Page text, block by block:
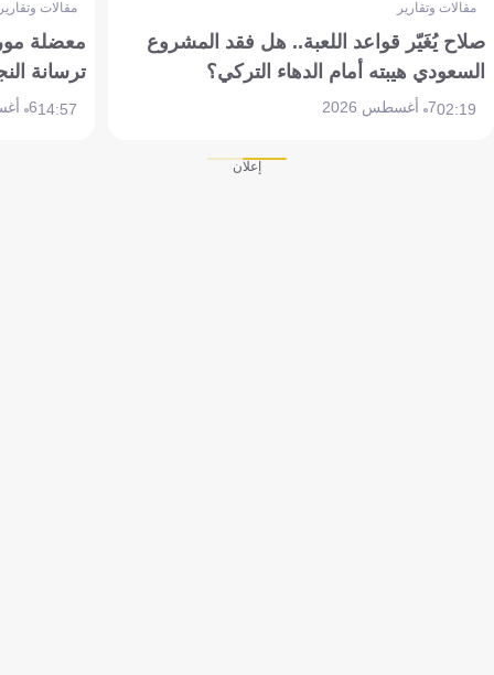
مقالات وتقارير
صلاح يُغَيّر قواعد اللعبة.. هل فقد المشروع
السعودي هيبته أمام الدهاء التركي؟
02:197 أغسطس 2026
مقالات
معضلة
ترسانة
14:576 أغسطس 2026
إعلان